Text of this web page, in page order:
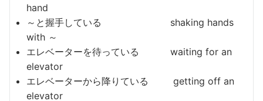
hand
～と握手している shaking hands
with ～
エレベーターを待っている waiting for an
elevator
エレベーターから降りている getting off an
elevator